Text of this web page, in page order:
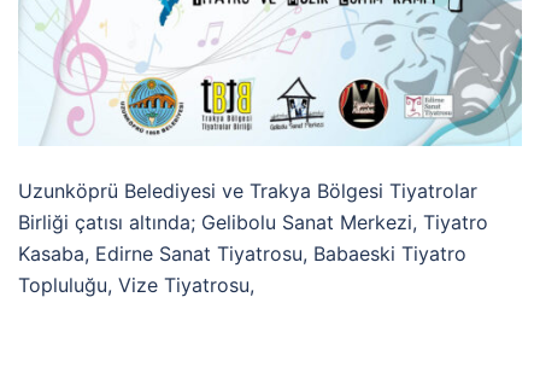
Uzunköprü Belediyesi ve Trakya Bölgesi Tiyatrolar
Birliği çatısı altında; Gelibolu Sanat Merkezi, Tiyatro
Kasaba, Edirne Sanat Tiyatrosu, Babaeski Tiyatro
Topluluğu, Vize Tiyatrosu,